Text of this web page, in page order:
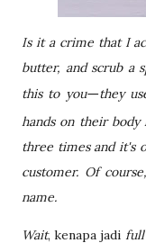
Is it a crime that I
butter, and scrub a
this to you—they
hands on their
three times and it's
customer. Of
name.
Wait, kenapa jadi full